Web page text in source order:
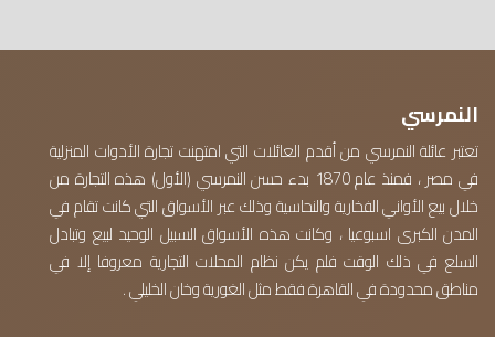
النمرسي
تعتبر عائلة النمرسي من أقدم العائلات التي امتهنت تجارة الأدوات المنزلية
في مصر ، فمنذ عام 1870 بدء حسن النمرسي (الأول) هذه التجارة من
خلال بيع الأواني الفخارية والنحاسية وذلك عبر الأسواق التي كانت تقام في
المدن الكبرى اسبوعيا ، وكانت هذه الأسواق السبيل الوحيد لبيع وتبادل
السلع في ذلك الوقت فلم يكن نظام المحلات التجارية معروفا إلا في
مناطق محدودة في القاهرة فقط مثل الغورية وخان الخليلي .